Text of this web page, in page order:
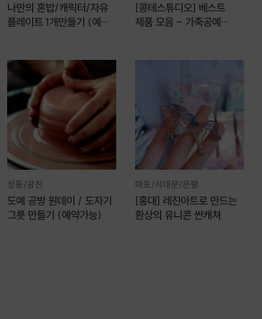
나만의 혼밥/캐릭터/자유
플레이트 1개만들기 (예약
[콩테스튜디오] 베스트
제품 모음 - 가죽공예
성동/광진
도예 공방 원데이 / 도자기
그릇 만들기 (예약가능)
마포/서대문/은평
[홍대] 레진아트로 만드는
환상의 유니콘 썬캐쳐